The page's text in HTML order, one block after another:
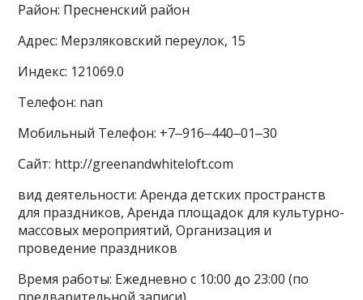
Район: Пресненский район
Адрес: Мерзляковский переулок, 15
Индекс: 121069.0
Телефон: nan
Мобильный Телефон: +7‒916‒440‒01‒30
Сайт: http://greenandwhiteloft.com
вид деятельности: Аренда детских пространств
для праздников, Аренда площадок для культурно-
массовых мероприятий, Организация и
проведение праздников
Время работы: Ежедневно с 10:00 до 23:00 (по